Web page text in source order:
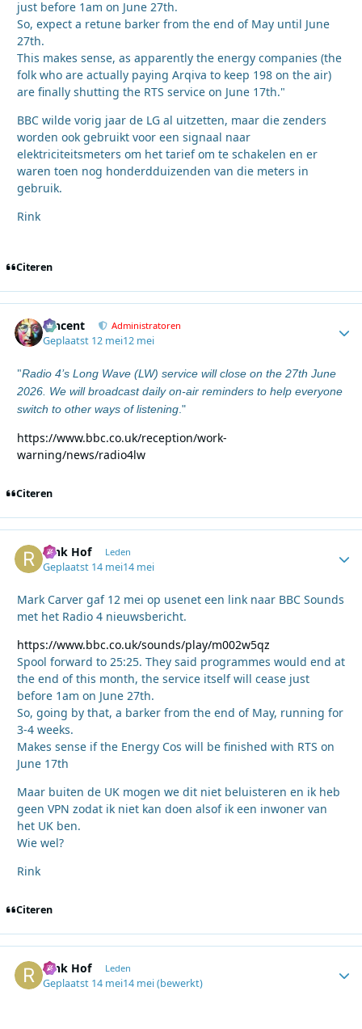
just before 1am on June 27th.
So, expect a retune barker from the end of May until June
27th.
This makes sense, as apparently the energy companies (the
folk who are actually paying Arqiva to keep 198 on the air)
are finally shutting the RTS service on June 17th."
BBC wilde vorig jaar de LG al uitzetten, maar die zenders
worden ook gebruikt voor een signaal naar
elektriciteitsmeters om het tarief om te schakelen en er
waren toen nog honderdduizenden van die meters in
gebruik.
Rink
Citeren
Vincent Administratoren
Geplaatst 12 mei12 mei
"Radio 4’s Long Wave (LW) service will close on the 27th June
2026. We will broadcast daily on-air reminders to help everyone
switch to other ways of listening ."
https://www.bbc.co.uk/reception/work-
warning/news/radio4lw
Citeren
Rink Hof Leden
Geplaatst 14 mei14 mei
Mark Carver gaf 12 mei op usenet een link naar BBC Sounds
met het Radio 4 nieuwsbericht.
https://www.bbc.co.uk/sounds/play/m002w5qz
Spool forward to 25:25. They said programmes would end at
the end of this month, the service itself will cease just
before 1am on June 27th.
So, going by that, a barker from the end of May, running for
3-4 weeks.
Makes sense if the Energy Cos will be finished with RTS on
June 17th
Maar buiten de UK mogen we dit niet beluisteren en ik heb
geen VPN zodat ik niet kan doen alsof ik een inwoner van
het UK ben.
Wie wel?
Rink
Citeren
Rink Hof Leden
Geplaatst 14 mei14 mei(bewerkt)